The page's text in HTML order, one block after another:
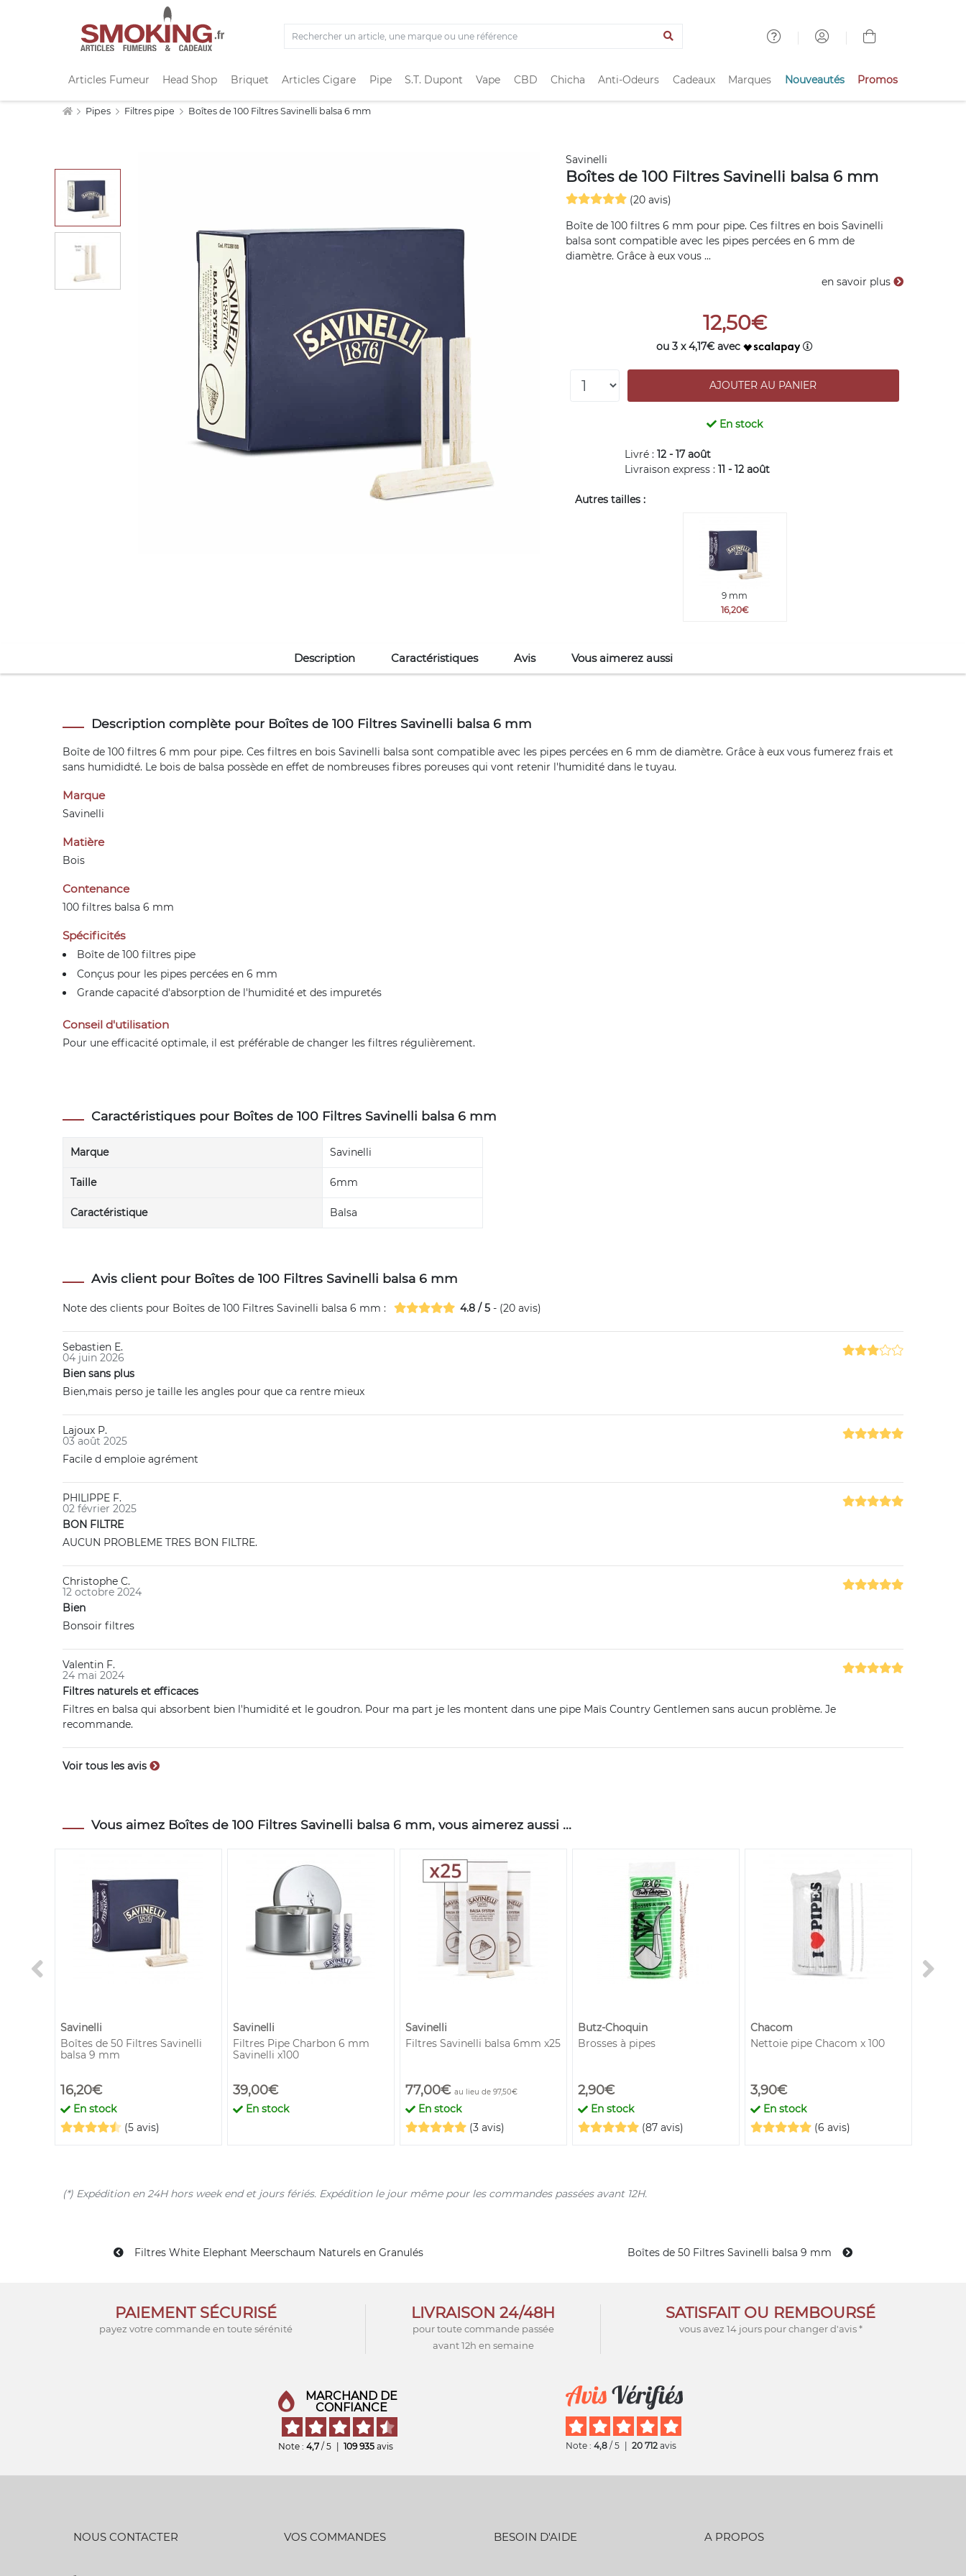
Articles Fumeur Head Shop Briquet Articles Cigare Pipe S.T. Dupont Vape CBD Chicha Anti-Odeurs Cadeaux Marques Nouveautés Promos
Pipes Filtres pipe Boîtes de 100 Filtres Savinelli balsa 6 mm
Savinelli
Boîtes de 100 Filtres Savinelli balsa 6 mm
(20 avis)
Boîte de 100 filtres 6 mm pour pipe. Ces filtres en bois Savinelli
balsa sont compatible avec les pipes percées en 6 mm de
diamètre. Grâce à eux vous ...
en savoir plus
12,50€
ou 3 x 4,17€ avec
En stock
Livré :12 - 17 août
Livraison express :11 - 12 août
Autres tailles :
9 mm
16,20€
Description Caractéristiques Avis Vous aimerez aussi
Description complète pour Boîtes de 100 Filtres Savinelli balsa 6 mm
Boîte de 100 filtres 6 mm pour pipe. Ces filtres en bois Savinelli balsa sont compatible avec les pipes percées en 6 mm de diamètre. Grâce à eux vous fumerez frais et
sans humididté. Le bois de balsa possède en effet de nombreuses fibres poreuses qui vont retenir l'humidité dans le tuyau.
Marque
Savinelli
Matière
Bois
Contenance
100 filtres balsa 6 mm
Spécificités
Boîte de 100 filtres pipe
Conçus pour les pipes percées en 6 mm
Grande capacité d'absorption de l'humidité et des impuretés
Conseil d'utilisation
Pour une efficacité optimale, il est préférable de changer les filtres régulièrement.
Caractéristiques pour Boîtes de 100 Filtres Savinelli balsa 6 mm
Marque Savinelli
Taille 6mm
Caractéristique Balsa
Avis client pour Boîtes de 100 Filtres Savinelli balsa 6 mm
Note des clients pour Boîtes de 100 Filtres Savinelli balsa 6 mm : 4.8 /5 - (20 avis)
Sebastien E.
04 juin 2026
Bien sans plus
Bien,mais perso je taille les angles pour que ca rentre mieux
Lajoux P.
03 août 2025
Facile d emploie agrément
PHILIPPE F.
02 février 2025
BON FILTRE
AUCUN PROBLEME TRES BON FILTRE.
Christophe C.
12 octobre 2024
Bien
Bonsoir filtres
Valentin F.
24 mai 2024
Filtres naturels et efficaces
Filtres en balsa qui absorbent bien l'humidité et le goudron. Pour ma part je les montent dans une pipe Maïs Country Gentlemen sans aucun problème. Je
recommande.
Voir tous les avis
Vous aimez Boîtes de 100 Filtres Savinelli balsa 6 mm, vous aimerez aussi ...
Savinelli
Boîtes de 50 Filtres Savinelli
balsa 9 mm
16,20€
En stock
(5 avis)
Savinelli
Filtres Pipe Charbon 6 mm
Savinelli x100
39,00€
En stock
Savinelli
Filtres Savinelli balsa 6mm x25
77,00€ au lieu de 97,50€
En stock
(3 avis)
Butz-Choquin
Brosses à pipes
2,90€
En stock
(87 avis)
Chacom
Nettoie pipe Chacom x 100
3,90€
En stock
(6 avis)
(*) Expédition en 24H hors week end et jours fériés. Expédition le jour même pour les commandes passées avant 12H.
Filtres White Elephant Meerschaum Naturels en Granulés Boîtes de 50 Filtres Savinelli balsa 9 mm
PAIEMENT SÉCURISÉ
payez votre commande en toute sérénité
LIVRAISON 24/48H
pour toute commande passée
avant 12h en semaine
SATISFAIT OU REMBOURSÉ
vous avez 14 jours pour changer d'avis *
MARCHAND DE
CONFIANCE
Note : 4,7 / 5 109 935 avis Note : 4,8 / 5 20 712 avis
NOUS CONTACTER VOS COMMANDES BESOIN D'AIDE A PROPOS